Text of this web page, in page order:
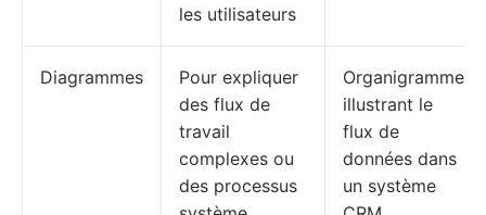
les utilisateurs
Diagrammes
Pour expliquer
des flux de
travail
complexes ou
des processus
Organigramme
illustrant le
flux de
données dans
un système